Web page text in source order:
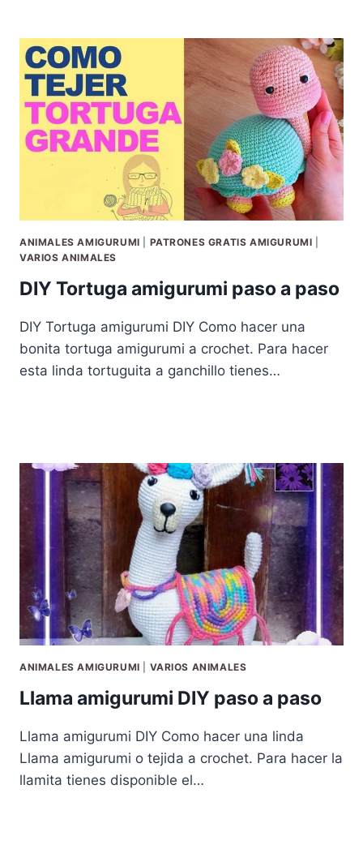
ANIMALES AMIGURUMI PATRONES GRATIS AMIGURUMI
VARIOS ANIMALES
DIY Tortuga amigurumi paso a paso
DIY Tortuga amigurumi DIY Como hacer una
bonita tortuga amigurumi a crochet. Para hacer
esta linda tortuguita a ganchillo tienes…
ANIMALES AMIGURUMI VARIOS ANIMALES
Llama amigurumi DIY paso a paso
Llama amigurumi DIY Como hacer una linda
Llama amigurumi o tejida a crochet. Para hacer la
llamita tienes disponible el…